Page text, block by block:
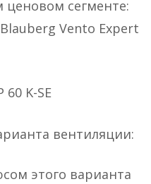
сегменте:
Vento Expert
60 K-SE
вентиляции:
этого варианта